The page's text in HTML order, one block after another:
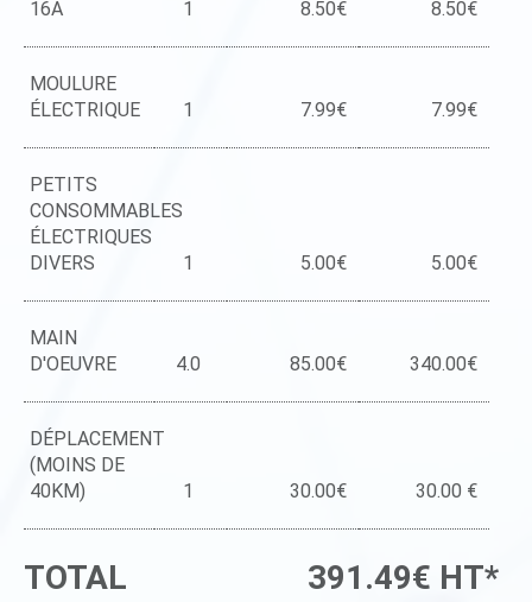
16A 1 8.50€ 8.50€
MOULURE
ÉLECTRIQUE
1 7.99€ 7.99€
PETITS
CONSOMMABLES
ÉLECTRIQUES
DIVERS
1 5.00€ 5.00€
MAIN
D'OEUVRE
4.0 85.00€ 340.00€
DÉPLACEMENT
(MOINS DE
40KM)
1 30.00€ 30.00 €
TOTAL 391.49€ HT*